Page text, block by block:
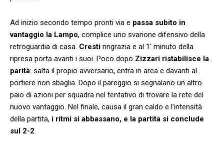
Ad inizio secondo tempo pronti via e passa subito in
vantaggio la Lampo, complice uno svarione difensivo della
retroguardia di casa. Cresti ringrazia e al 1′ minuto della
ripresa porta avanti i suoi. Poco dopo Zizzari ristabilisce la
parità: salta il propio avversario, entra in area e davanti al
portiere non sbaglia. Dopo il pareggio si segnalano un altro
paio di azioni per squadra nel tentativo di trovare la rete del
nuovo vantaggio. Nel finale, causa il gran caldo e l’intensità
della partita, i ritmi si abbassano, e la partita si conclude
sul 2-2.